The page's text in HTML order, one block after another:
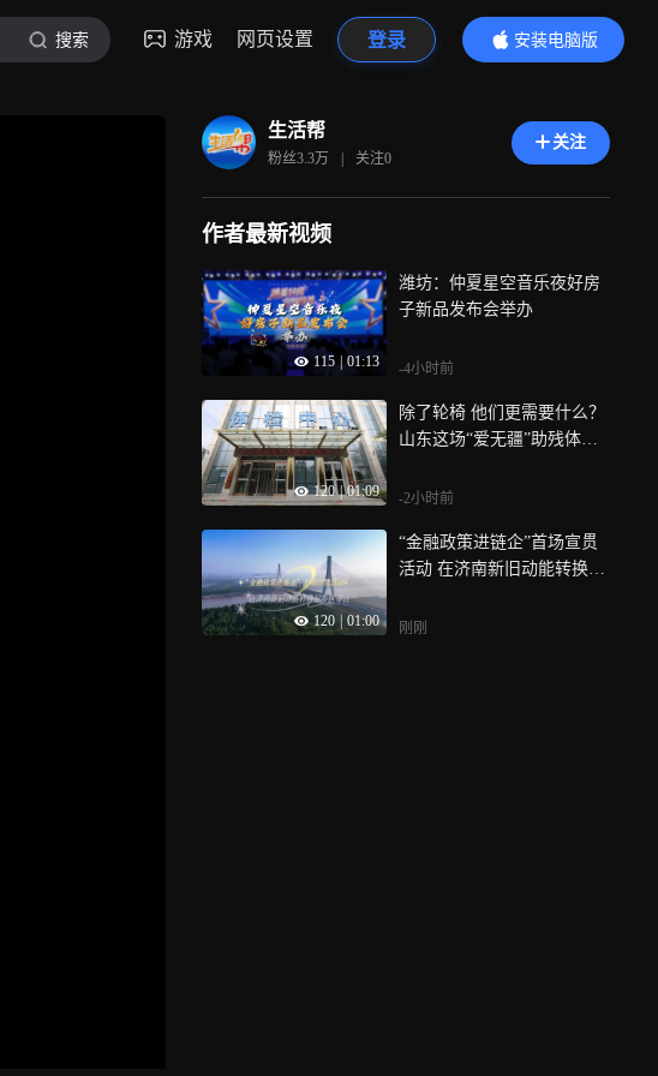
搜索 游戏 网页设置 登录
安装电脑版
内容更精彩
生活帮
粉丝3.3万 | 关注0
关注
作者最新视频
115 01:13
潍坊：仲夏星空音乐夜好房
子新品发布会举办
-4小时前
120 | 01:09
除了轮椅 他们更需要什么？
山东这场“爱无疆”助残体检
-2小时前
120 01:00
“金融政策进链企”首场宣贯
活动 在济南新旧动能转换起
刚刚